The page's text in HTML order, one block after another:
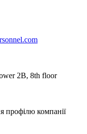
2B, 8th floor
профілю компанії